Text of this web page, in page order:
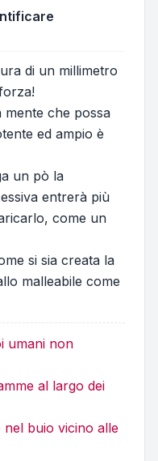
di un millimetro
mente che possa
ed ampio è
un pò la
entrerà più
come un
si sia creata la
malleabile come
umani non
al largo dei
nel buio vicino alle